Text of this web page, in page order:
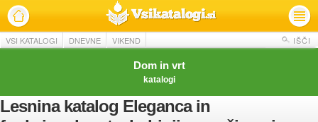
VSI KATALOGI DNEVNE VIKEND IŠČI
Dom in vrt
katalogi
Lesnina katalog Eleganca in